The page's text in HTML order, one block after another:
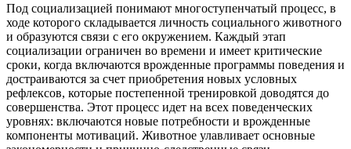
Под социализацией понимают многоступенчатый процесс, в
ходе которого складывается личность социального животного
и образуются связи с его окружением. Каждый этап
социализации ограничен во времени и имеет критические
сроки, когда включаются врожденные программы поведения и
достраиваются за счет приобретения новых условных
рефлексов, которые постепенной тренировкой доводятся до
совершенства. Этот процесс идет на всех поведенческих
уровнях: включаются новые потребности и врожденные
компоненты мотиваций. Животное улавливает основные